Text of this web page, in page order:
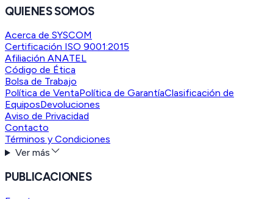
QUIENES SOMOS
Acerca de SYSCOM
Certificación ISO 9001:2015
Afiliación ANATEL
Código de Ética
Bolsa de Trabajo
Política de VentaPolítica de GarantíaClasificación de
EquiposDevoluciones
Aviso de Privacidad
Contacto
Términos y Condiciones
Ver más
PUBLICACIONES